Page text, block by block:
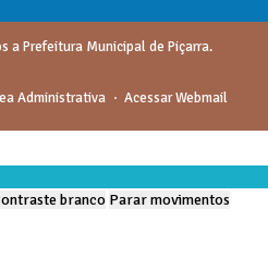
a Prefeitura Municipal de Piçarra.
Administrativa Acessar Webmail
branco Parar movimentos